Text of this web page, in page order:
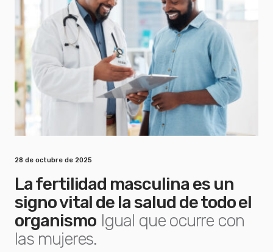
28 de octubre de 2025
La fertilidad masculina es un
signo vital de la salud de todo el
organismo Igual que ocurre con
las mujeres.